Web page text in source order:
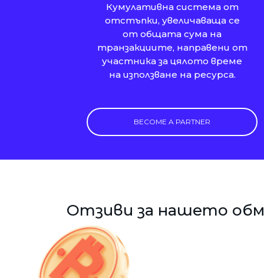
Кумулативна система от
отстъпки, увеличаваща се
от общата сума на
транзакциите, направени от
участника за цялото време
на използване на ресурса.
BECOME A PARTNER
Отзиви за нашето